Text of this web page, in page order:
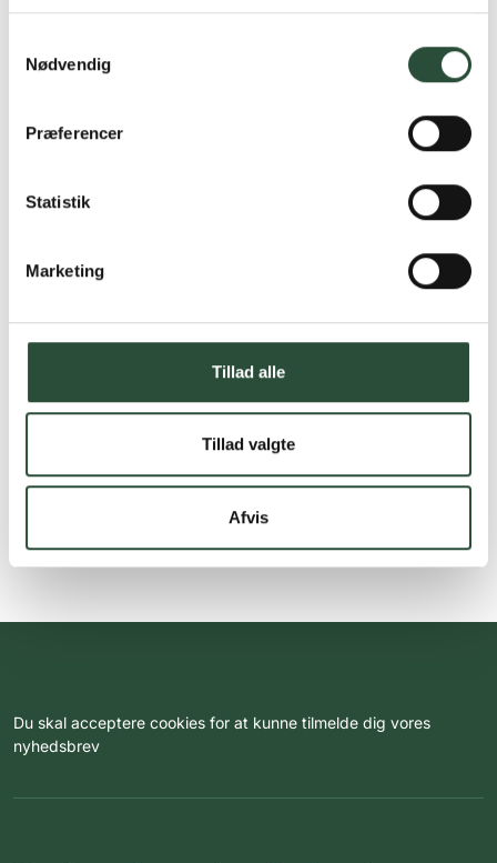
Nødvendig
Præferencer
Statistik
Marketing
Tillad alle
Tillad valgte
Afvis
Du skal acceptere cookies for at kunne tilmelde dig vores
nyhedsbrev